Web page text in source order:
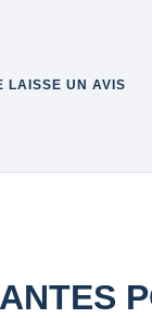
LAISSE UN AVIS